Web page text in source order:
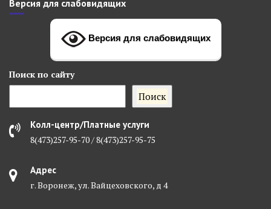
Версия для слабовидящих
Версия для слабовидящих
Поиск по сайту
Поиск
Колл-центр/Платные услуги
8(473)257-95-70 / 8(473)257-95-75
Адрес
г. Воронеж, ул. Вайцеховского, д 4